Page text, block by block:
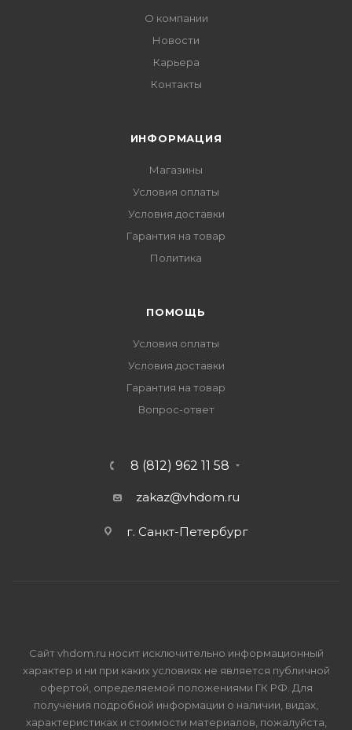
О компании
Новости
Карьера
Контакты
ИНФОРМАЦИЯ
Магазины
Условия оплаты
Условия доставки
Гарантия на товар
Политика
ПОМОЩЬ
Условия оплаты
Условия доставки
Гарантия на товар
Вопрос-ответ
8 (812) 962 11 58
zakaz@vhdom.ru
г. Санкт-Петербург
Сайт vhdom.ru носит исключительно информационный
характер и ни при каких условиях не является публичной
офертой, определяемой положениями ГК РФ. Для
получения подробной информации о наличии, видах,
характеристиках и стоимости материалов, пожалуйста,